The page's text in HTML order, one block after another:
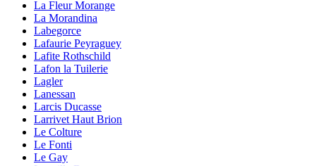
La Fleur Morange
La Morandina
Labegorce
Lafaurie Peyraguey
Lafite Rothschild
Lafon la Tuilerie
Lagler
Lanessan
Larcis Ducasse
Larrivet Haut Brion
Le Colture
Le Fonti
Le Gay